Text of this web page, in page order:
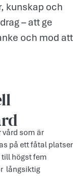
kunskap och
– att ge
och mod att
vård som är
på ett fåtal platser
högst fem
långsiktig